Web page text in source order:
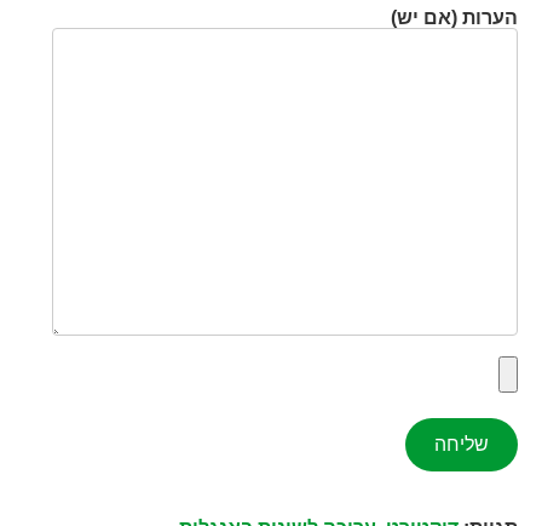
הערות (אם יש)